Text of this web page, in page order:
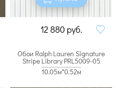
12 880 руб.
Обои Ralph Lauren Signature
Stripe Library PRL5009-05
10.05м*0.52м